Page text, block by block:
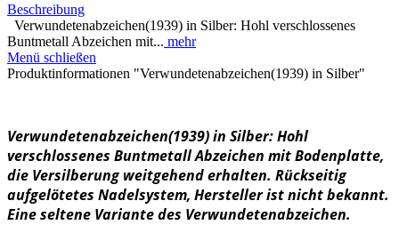
Beschreibung
Verwundetenabzeichen(1939) in Silber: Hohl verschlossenes
Buntmetall Abzeichen mit... mehr
Menü schließen
Produktinformationen "Verwundetenabzeichen(1939) in Silber"
Verwundetenabzeichen(1939) in Silber: Hohl
verschlossenes Buntmetall Abzeichen mit Bodenplatte,
die Versilberung weitgehend erhalten. Rückseitig
aufgelötetes Nadelsystem, Hersteller ist nicht bekannt.
Eine seltene Variante des Verwundetenabzeichen.